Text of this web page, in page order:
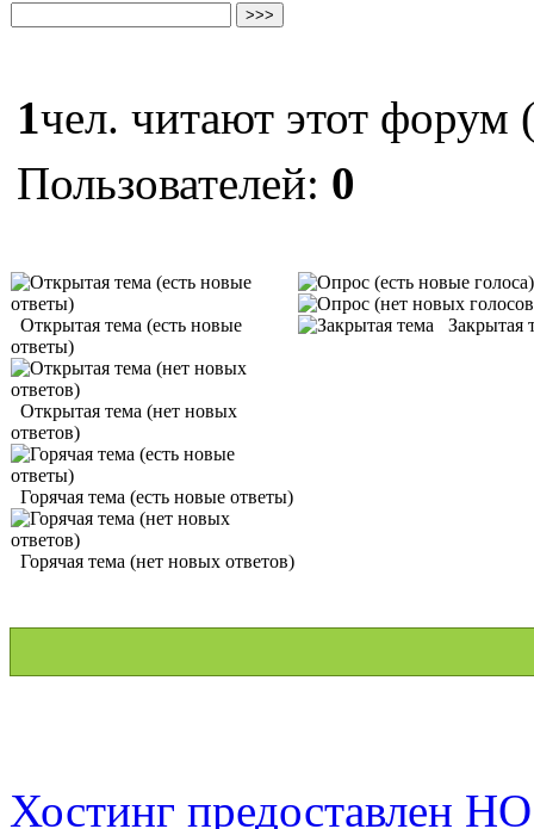
1чел. читают этот форум
Пользователей: 0
Открытая тема (есть новые
ответы)
Открытая тема (нет новых
ответов)
Горячая тема (есть новые ответы)
Горячая тема (нет новых ответов)
Закрытая
Хостинг предоставлен